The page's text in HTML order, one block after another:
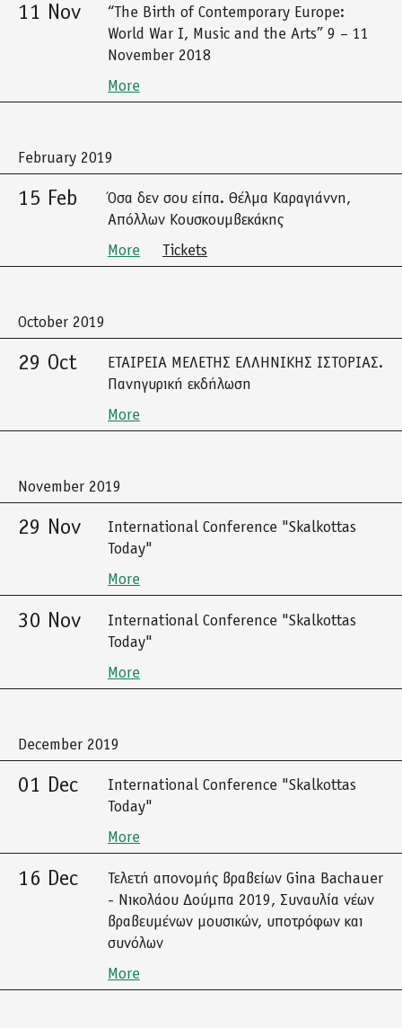
11 Nov
“The Birth of Contemporary Europe:
World War I, Music and the Arts” 9 – 11
November 2018
More
February 2019
15 Feb
Όσα δεν σου είπα. Θέλμα Καραγιάννη,
Απόλλων Κουσκουμβεκάκης
More
Tickets
October 2019
29 Oct
ΕΤΑΙΡΕΙΑ ΜΕΛΕΤΗΣ ΕΛΛΗΝΙΚΗΣ ΙΣΤΟΡΙΑΣ.
Πανηγυρική εκδήλωση
More
November 2019
29 Nov
International Conference "Skalkottas
Today"
More
30 Nov
International Conference "Skalkottas
Today"
More
December 2019
01 Dec
International Conference "Skalkottas
Today"
More
16 Dec
Τελετή απονομής βραβείων Gina Bachauer
- Νικολάου Δούμπα 2019, Συναυλία νέων
βραβευμένων μουσικών, υποτρόφων και
συνόλων
More